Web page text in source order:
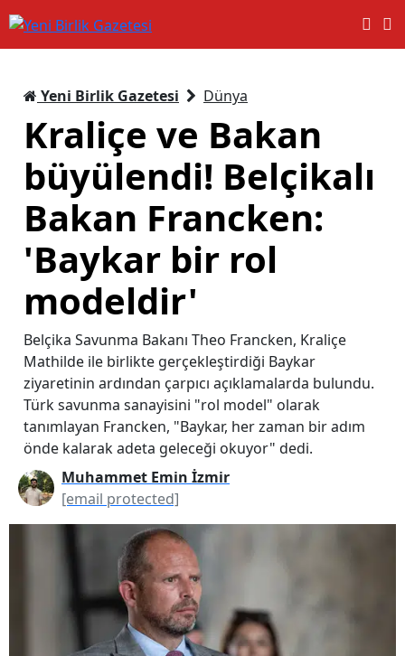
Yeni Birlik Gazetesi Dünya
Kraliçe ve Bakan
büyülendi! Belçikalı
Bakan Francken:
'Baykar bir rol
modeldir'
Belçika Savunma Bakanı Theo Francken, Kraliçe
Mathilde ile birlikte gerçekleştirdiği Baykar
ziyaretinin ardından çarpıcı açıklamalarda bulundu.
Türk savunma sanayisini "rol model" olarak
tanımlayan Francken, "Baykar, her zaman bir adım
önde kalarak adeta geleceği okuyor" dedi.
Muhammet Emin İzmir
[email protected]